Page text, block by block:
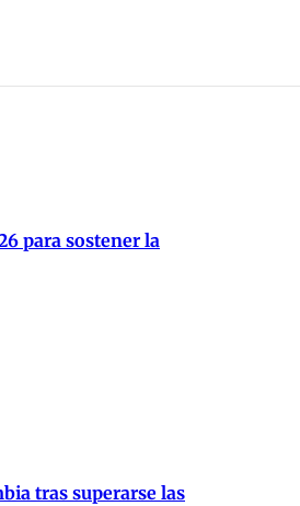
para sostener la
tras superarse las